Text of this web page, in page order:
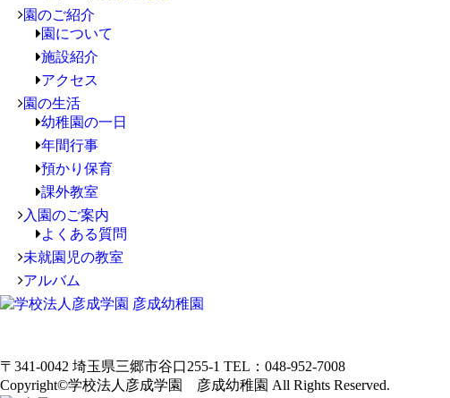
園のご紹介
園について
施設紹介
アクセス
園の生活
幼稚園の一日
年間行事
預かり保育
課外教室
入園のご案内
よくある質問
未就園児の教室
アルバム
〒341-0042 埼玉県三郷市谷口255-1 TEL：048-952-7008
Copyright©学校法人彦成学園 彦成幼稚園 All Rights Reserved.